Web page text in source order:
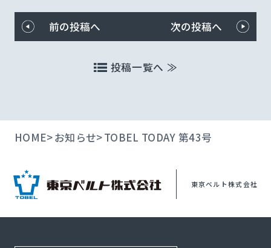
前の投稿へ 次の投稿へ
投稿一覧へ ≫
HOME お知らせ TOBEL TODAY 第43号
東京ベルト株式会社